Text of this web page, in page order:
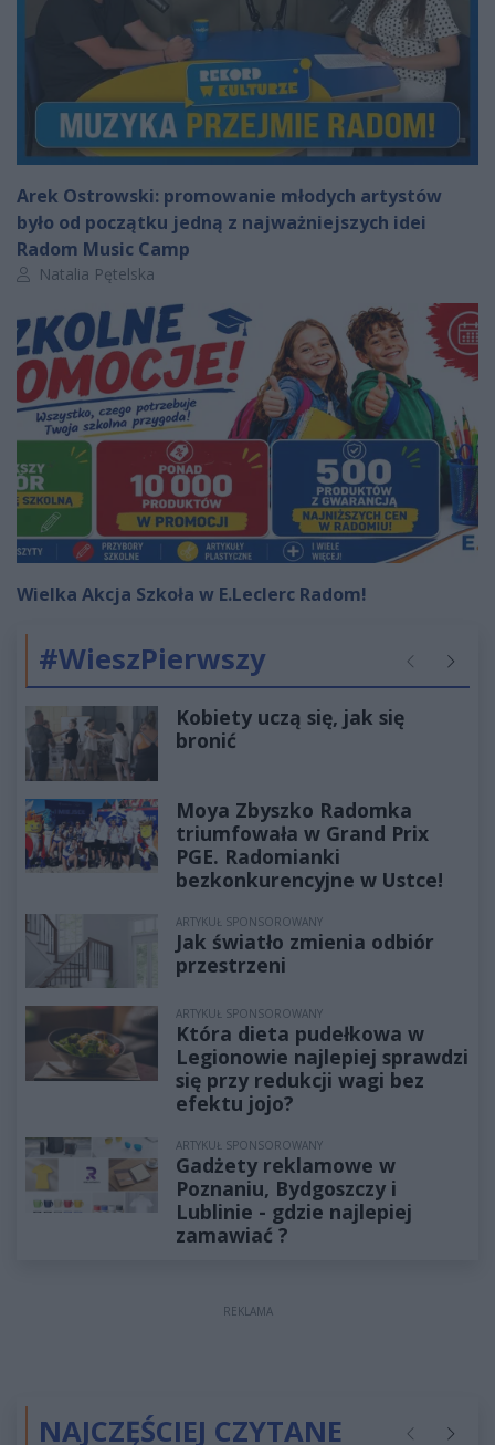
Arek Ostrowski: promowanie młodych artystów
było od początku jedną z najważniejszych idei
Radom Music Camp
Autor artykułu:
Natalia Pętelska
Wielka Akcja Szkoła w E.Leclerc Radom!
#WieszPierwszy Poprzednie
Kobiety uczą się, jak się
bronić
Moya Zbyszko Radomka
triumfowała w Grand Prix
PGE. Radomianki
bezkonkurencyjne w Ustce!
ARTYKUŁ SPONSOROWANY
Jak światło zmienia odbiór
przestrzeni
ARTYKUŁ SPONSOROWANY
Która dieta pudełkowa w
Legionowie najlepiej sprawdzi
się przy redukcji wagi bez
efektu jojo?
ARTYKUŁ SPONSOROWANY
Gadżety reklamowe w
Poznaniu, Bydgoszczy i
Lublinie - gdzie najlepiej
zamawiać ?
REKLAMA
NAJCZĘŚCIEJ CZYTANE